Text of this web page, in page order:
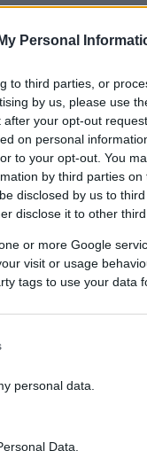
Personal
to third parties, or
by us, please use
your opt-out
on personal
to your opt-out. You
by third parties on
disclosed by us to
disclose it to other third
or more Google
visit or usage
tags to use your data
personal data.
Data.